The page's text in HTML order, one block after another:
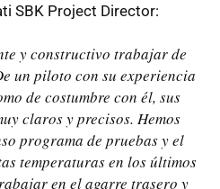
SBK Project Director:
y constructivo trabajar de
un piloto con su experiencia
de costumbre con él, sus
claros y precisos. Hemos
programa de pruebas y el
temperaturas en los últimos
en el agarre trasero y